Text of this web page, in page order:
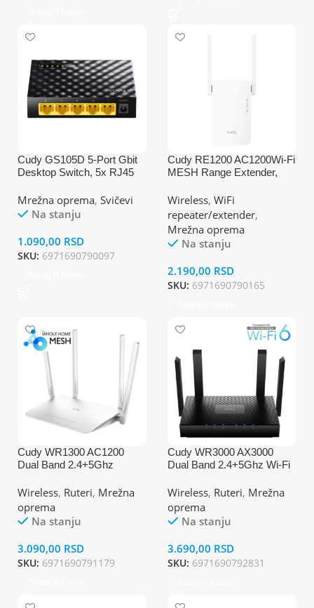
Cudy GS105D 5-Port Gbit
Desktop Switch, 5x RJ45
SG105, PFS3005-GT-L)
Mrežna oprema, Svičevi
Na stanju
1.090,00 RSD
SKU: 6971690790097
Cudy RE1200 AC1200Wi-Fi
MESH Range Extender,
2.4+5Ghz,2x5dBi, 1xLAN,
AP,ACCESS+LED
Wireless, WiFi
repeater/extender,
Mrežna oprema
Na stanju
2.190,00 RSD
SKU: 6971690790165
Cudy WR1300 AC1200
Dual Band 2.4+5Ghz
1W/4LAN Gbit,4x5dBi
Wireless, Ruteri, Mrežna
oprema
Na stanju
3.090,00 RSD
SKU: 6971690791179
Cudy WR3000 AX3000
Dual Band 2.4+5Ghz Wi-Fi
160MHz, Wisp/AP/REP
Wireless, Ruteri, Mrežna
oprema
Na stanju
3.690,00 RSD
SKU: 6971690792831